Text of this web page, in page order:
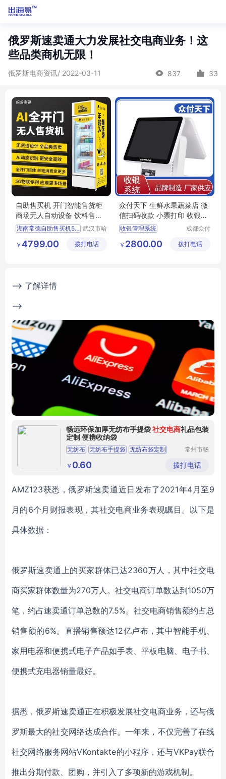
俄罗斯速卖通大力发展社交电商业务！这
些品类商机无限！
俄罗斯电商资讯/ 2022-03-11 837 33
自助售买机 开门智能售货柜
商场无人自动设备 饮料售货
机 哈哈零兽
湖南常德自助售买机518L扫码开门智能售货柜饮料自助售货机
商场无人自助设备
武汉市哈
技有限公
￥ 4799.00 拨打电话
众付天下 生鲜水果蔬菜店 微
信扫码收款 小票打印 收银管
理系统
收银管理系统
智能收银系统
成都众付
有限公司
￥ 2800.00 拨打电话
--> 了解详情
-->
畅远环保加厚无纺布手提袋社交电商礼品包装
定制 便携收纳袋
无纺布 无纺布手提袋 无纺布袋定制
无纺布袋
常州市畅
制品有限
公司
￥ 0.60 拨打电话
AMZ123获悉，俄罗斯速卖通近日发布了2021年4月至9
月的6个月财报表现，其社交电商业务表现瞩目。以下是
具体数据：
俄罗斯速卖通上的买家群体已达2360万人，其中社交电
商买家群体数量为270万人。社交电商订单数达到1050万
笔，约占速卖通订单总数的7.5%。社交电商销售额约占总
销售额的6%。直播销售额达12亿卢布，其中智能手机、
家用电器和便携式电子产品如手表、平板电脑、电子书、
便携式充电器销量最好。
据悉，俄罗斯速卖通正在积极发展社交电商业务，还与俄
罗斯最大的社交网络达成合作。一年来，不仅完善了在线
社交网络服务网站VKontakte的小程序，还与VKPay联合
推出分期付款、团购，并引入了多项新的游戏机制。